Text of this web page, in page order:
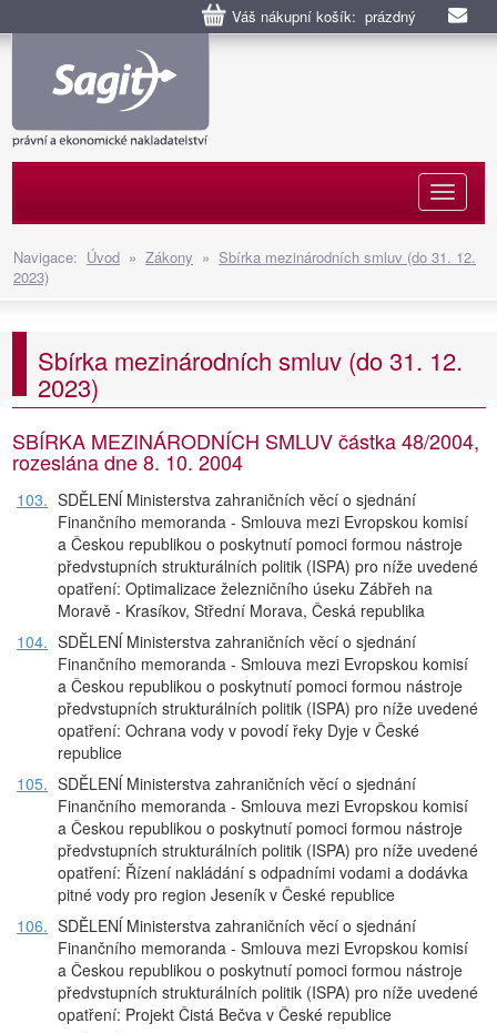
Váš nákupní košík: prázdný
Navigace: Úvod » Zákony » Sbírka mezinárodních smluv (do 31. 12.
2023)
Sbírka mezinárodních smluv (do 31. 12.
2023)
SBÍRKA MEZINÁRODNÍCH SMLUV částka 48/2004,
rozeslána dne 8. 10. 2004
103. SDĚLENĺ Ministerstva zahraničních věcí o sjednání
Finančního memoranda - Smlouva mezi Evropskou komisí
a Českou republikou o poskytnutí pomoci formou nástroje
předvstupních strukturálních politik (ISPA) pro níže uvedené
opatření: Optimalizace železničního úseku Zábřeh na
Moravě - Krasíkov, Střední Morava, Česká republika
104. SDĚLENĺ Ministerstva zahraničních věcí o sjednání
Finančního memoranda - Smlouva mezi Evropskou komisí
a Českou republikou o poskytnutí pomoci formou nástroje
předvstupních strukturálních politik (ISPA) pro níže uvedené
opatření: Ochrana vody v povodí řeky Dyje v České
republice
105. SDĚLENĺ Ministerstva zahraničních věcí o sjednání
Finančního memoranda - Smlouva mezi Evropskou komisí
a Českou republikou o poskytnutí pomoci formou nástroje
předvstupních strukturálních politik (ISPA) pro níže uvedené
opatření: Řízení nakládání s odpadními vodami a dodávka
pitné vody pro region Jeseník v České republice
106. SDĚLENĺ Ministerstva zahraničních věcí o sjednání
Finančního memoranda - Smlouva mezi Evropskou komisí
a Českou republikou o poskytnutí pomoci formou nástroje
předvstupních strukturálních politik (ISPA) pro níže uvedené
opatření: Projekt Čistá Bečva v České republice